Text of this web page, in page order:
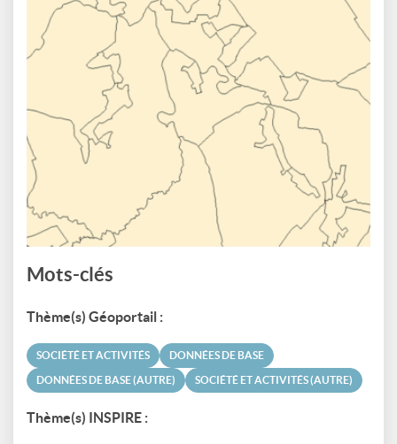
Mots-clés
Thème(s) Géoportail :
SOCIÉTÉ ET ACTIVITÉS DONNÉES DE BASE
DONNÉES DE BASE (AUTRE) SOCIÉTÉ ET ACTIVITÉS (AUTRE)
Thème(s) INSPIRE :